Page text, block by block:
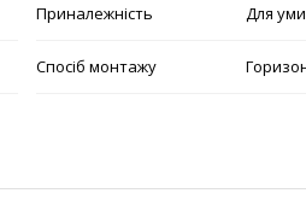
Приналежність Для
Спосіб монтажу